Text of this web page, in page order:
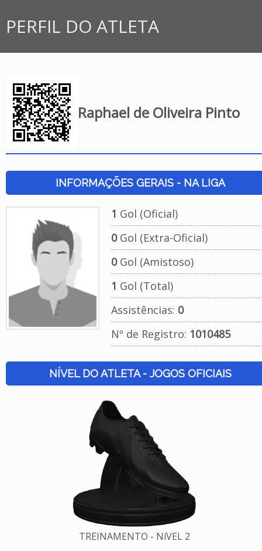
PERFIL DO ATLETA
Raphael de Oliveira Pinto
INFORMAÇÕES GERAIS - NA LIGA
1 Gol (Oficial)
0Gol (Extra-Oficial)
0Gol (Amistoso)
1 Gol (Total)
Assistências: 0
Nº de Registro: 1010485
NÍVEL DO ATLETA - JOGOS OFICIAIS
TREINAMENTO - NíVEL 2